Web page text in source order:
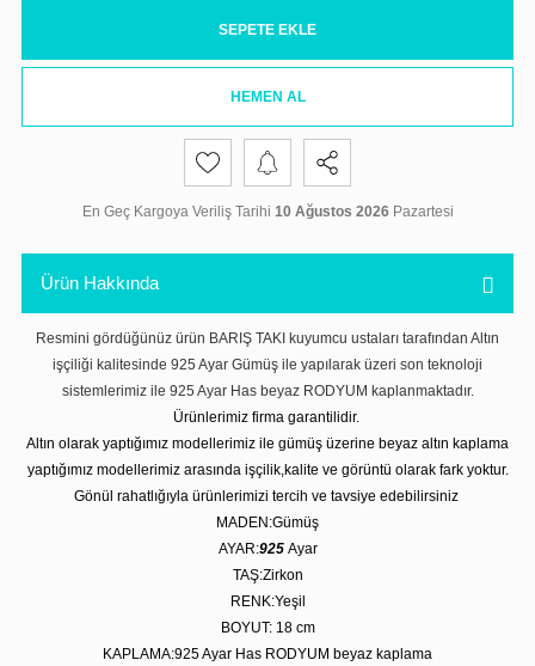
SEPETE EKLE
HEMEN AL
En Geç Kargoya Veriliş Tarihi 10 Ağustos 2026Pazartesi
Ürün Hakkında
Resmini gördüğünüz ürün BARIŞ TAKI kuyumcu ustaları tarafından Altın
işçiliği kalitesinde 925 Ayar Gümüş ile yapılarak üzeri son teknoloji
sistemlerimiz ile 925 Ayar Has beyaz RODYUM kaplanmaktadır.
Ürünlerimiz firma garantilidir.
Altın olarak yaptığımız modellerimiz ile gümüş üzerine beyaz altın kaplama
yaptığımız modellerimiz arasında işçilik,kalite ve görüntü olarak fark yoktur.
Gönül rahatlığıyla ürünlerimizi tercih ve tavsiye edebilirsiniz
MADEN:Gümüş
AYAR:925 Ayar
TAŞ:Zirkon
RENK:Yeşil
BOYUT: 18 cm
KAPLAMA:925 Ayar Has RODYUM beyaz kaplama